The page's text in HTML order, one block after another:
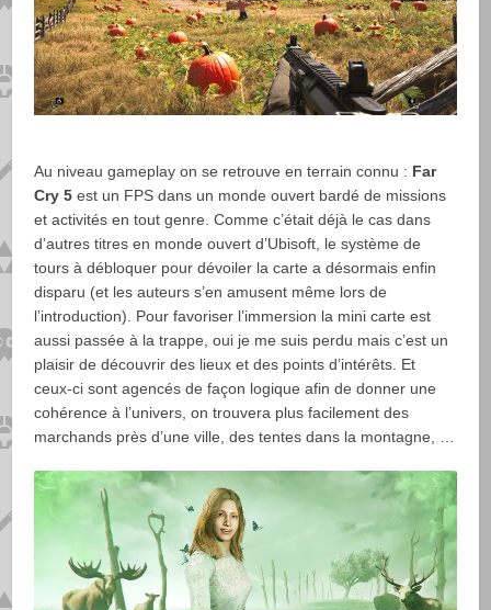
Au niveau gameplay on se retrouve en terrain connu : Far
Cry 5 est un FPS dans un monde ouvert bardé de missions
et activités en tout genre. Comme c’était déjà le cas dans
d’autres titres en monde ouvert d’Ubisoft, le système de
tours à débloquer pour dévoiler la carte a désormais enfin
disparu (et les auteurs s’en amusent même lors de
l’introduction). Pour favoriser l’immersion la mini carte est
aussi passée à la trappe, oui je me suis perdu mais c’est un
plaisir de découvrir des lieux et des points d’intérêts. Et
ceux-ci sont agencés de façon logique afin de donner une
cohérence à l’univers, on trouvera plus facilement des
marchands près d’une ville, des tentes dans la montagne, …